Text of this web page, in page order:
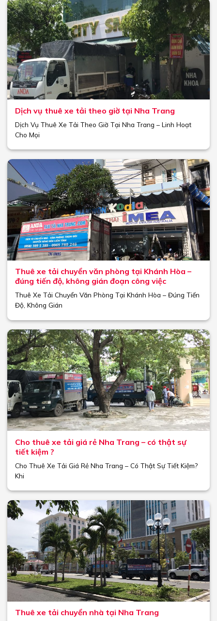
Dịch vụ thuê xe tải theo giờ tại Nha Trang
Dịch Vụ Thuê Xe Tải Theo Giờ Tại Nha Trang – Linh Hoạt
Cho Mọi
Thuê xe tải chuyển văn phòng tại Khánh Hòa –
đúng tiến độ, không gián đoạn công việc
Thuê Xe Tải Chuyển Văn Phòng Tại Khánh Hòa – Đúng Tiến
Độ, Không Gián
Cho thuê xe tải giá rẻ Nha Trang – có thật sự
tiết kiệm ?
Cho Thuê Xe Tải Giá Rẻ Nha Trang – Có Thật Sự Tiết Kiệm?
Khi
Thuê xe tải chuyển nhà tại Nha Trang